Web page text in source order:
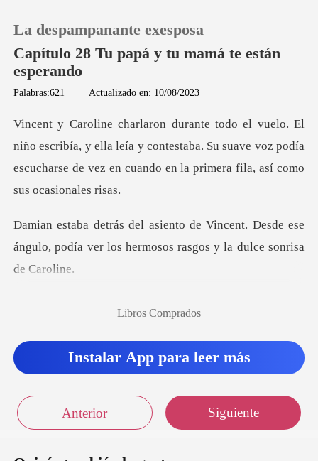
Recargar
Historia
Salir
Instalar APP
La despampanante exesposa
Capítulo 28 Tu papá y tu mamá te están
esperando
Palabras:621 | Actualizado en: 10/08/2023
bía, y ella leía y contestaba. Su suave voz podía
escucharse de v
nt. Desde ese
ángulo, podía ver los hermo
Libros Comprados
Instalar App para leer más
Anterior Siguiente